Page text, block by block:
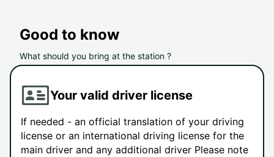
Good to know
What should you bring at the station ?
Your valid driver license
If needed - an official translation of your driving
license or an international driving license for the
main driver and any additional driver Please note